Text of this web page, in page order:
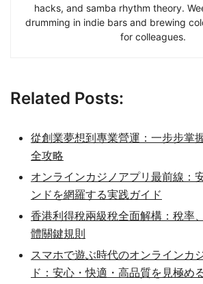
hacks, and samba rhythm theory.
drumming in indie bars and brewing
for colleagues.
Related Posts:
從創業夢想到專業營運：一步步掌
全攻略
オンラインカジノアプリ最前線：
ンドを網羅する実践ガイド
香港利得稅兩級稅全面解構：稅率
體關鍵規則
スマホで遊ぶ時代のオンラインカ
ド：安心・快適・高品質を見極め